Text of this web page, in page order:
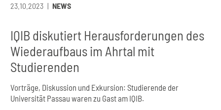
23.10.2023 NEWS
IQIB diskutiert Herausforderungen des
Wiederaufbaus im Ahrtal mit
Studierenden
Vorträge, Diskussion und Exkursion: Studierende der
Universität Passau waren zu Gast am IQIB.